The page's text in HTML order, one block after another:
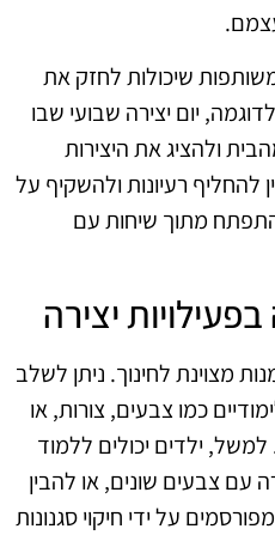
שיכולות לחזק את
יום יצירה שבועי שבו
ולהציג את היצירות
להחליף רעיונות ולהשקיף על
מתוך שיחות עם
יצירה
מצוינת לחינוך. ניתן לשלב
כמו צבעים, צורות, או
למשל, ילדים יכולים ללמוד
עם צבעים שונים, או להבין
על ידי חיקוי סגנונות